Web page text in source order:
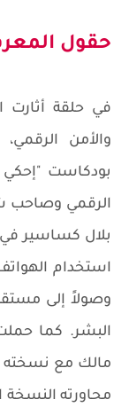
حقول
في حلقة أثارت
والأمن
بلال كساسير في
استخدام
وصولاً إلى
البشر. كما
مالك مع نسخته
محاورته النسخة